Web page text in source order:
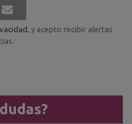
, y acepto recibir alertas